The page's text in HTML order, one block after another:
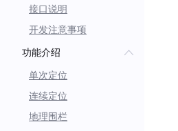
接口说明
开发注意事项
功能介绍
单次定位
连续定位
地理围栏